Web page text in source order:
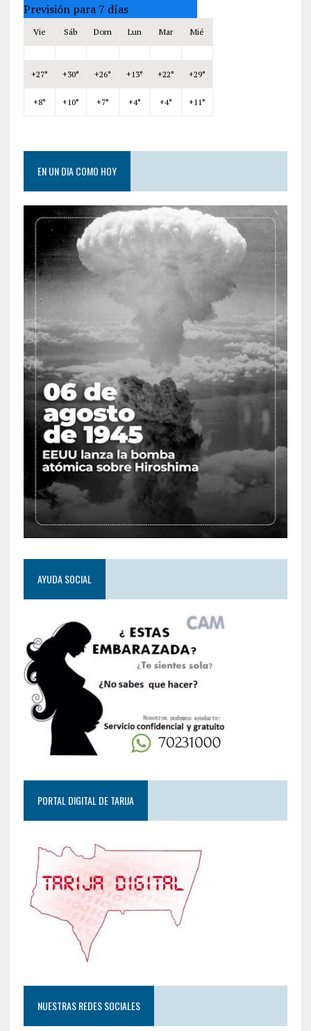
Previsión para 7 días
Vie Sáb Dom Lun Mar Mié
+27° +30° +26° +13° +22° +29°
+8° +10° +7° +4° +4° +11°
EN UN DIA COMO HOY
AYUDA SOCIAL
PORTAL DIGITAL DE TARIJA
NUESTRAS REDES SOCIALES